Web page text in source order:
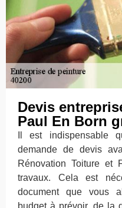
Devis
Paul En Born
Il est indispensable
demande de devis
Rénovation Toiture et
travaux. Cela est
document que vous
budget à prévoir, de la